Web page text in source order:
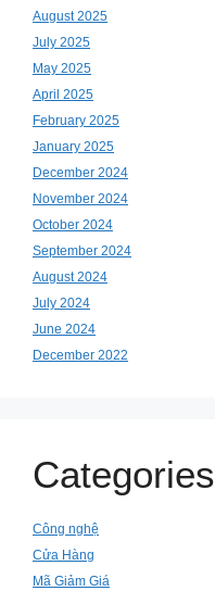
August 2025
July 2025
May 2025
April 2025
February 2025
January 2025
December 2024
November 2024
October 2024
September 2024
August 2024
July 2024
June 2024
December 2022
Categories
Công nghệ
Cửa Hàng
Mã Giảm Giá